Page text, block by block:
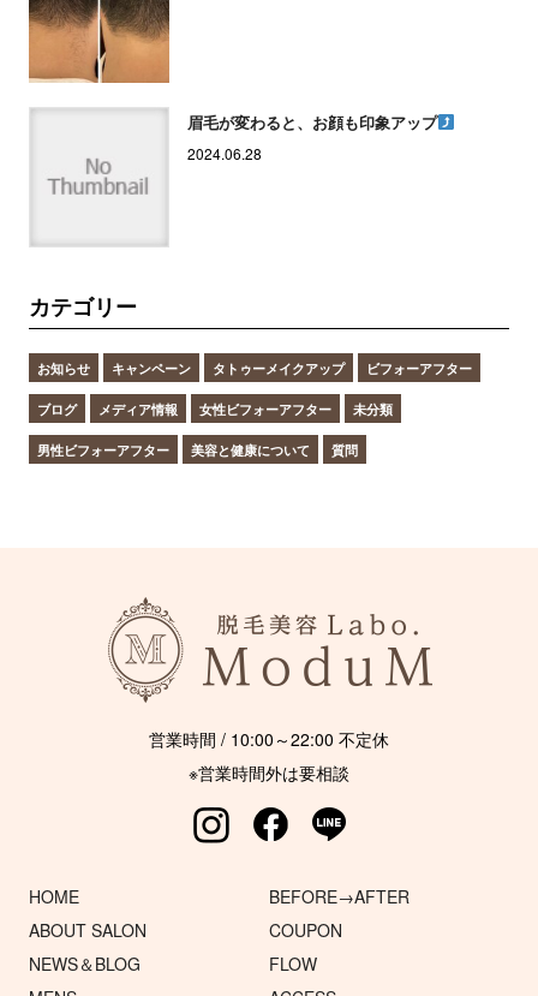
眉毛が変わると、お顔も印象アップ
2024.06.28
カテゴリー
お知らせ キャンペーン タトゥーメイクアップ ビフォーアフター
ブログ メディア情報 女性ビフォーアフター 未分類
男性ビフォーアフター 美容と健康について 質問
営業時間 / 10:00～22:00 不定休
※営業時間外は要相談
HOME
ABOUT SALON
NEWS＆BLOG
BEFORE→AFTER
COUPON
FLOW